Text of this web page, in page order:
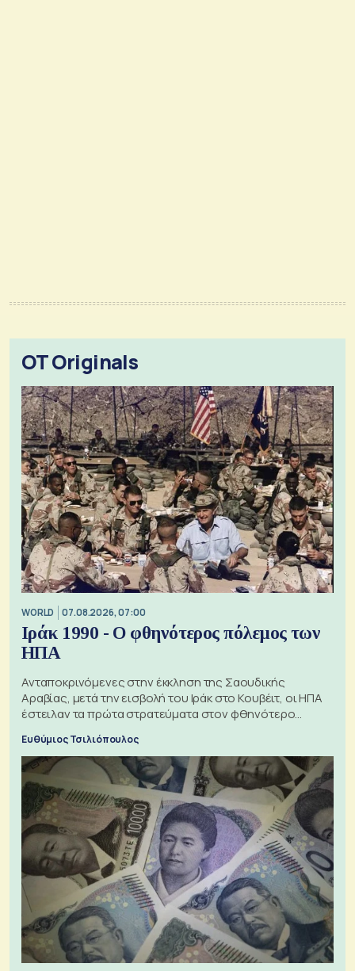
OT Originals
WORLD 07.08.2026, 07:00
Ιράκ 1990 - Ο φθηνότερος πόλεμος των
ΗΠΑ
Ανταποκρινόμενες στην έκκληση της Σαουδικής
Αραβίας, μετά την εισβολή του Ιράκ στο Κουβέιτ, οι ΗΠΑ
έστειλαν τα πρώτα στρατεύματα στον φθηνότερο
πόλεμο της ιστορίας τους
Ευθύμιος Τσιλιόπουλος